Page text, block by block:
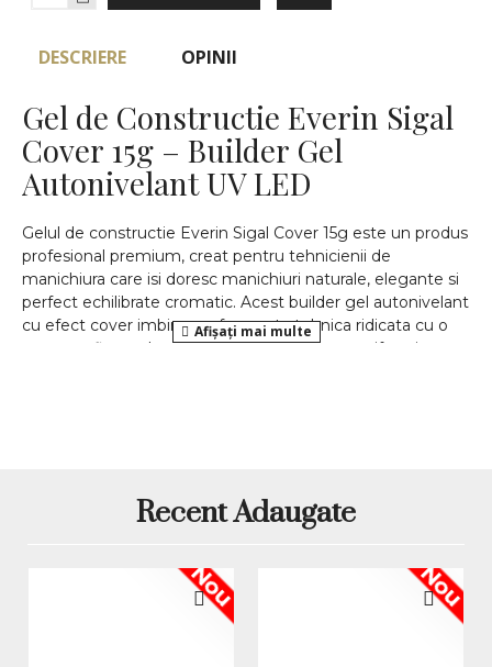
DESCRIERE OPINII
Gel de Constructie Everin Sigal
Cover 15g – Builder Gel
Autonivelant UV LED
Gelul de constructie Everin Sigal Cover 15g este un produs
profesional premium, creat pentru tehnicienii de
manichiura care isi doresc manichiuri naturale, elegante si
perfect echilibrate cromatic. Acest builder gel autonivelant
cu efect cover imbina performanta tehnica ridicata cu o
nuanta rafinata de roz prafuit, ideala pentru uniformizarea
Caracteristici principale ale
gelului Everin Sigal Cover
Gel de constructie autonivelant profesional
Culoare Sigal Cover – roz prafuit delicat cu efect
Recent Adaugate
Nou Nou